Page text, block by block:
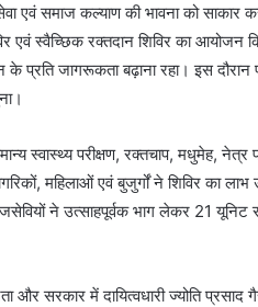
एवं समाज कल्याण की भावना को साकार
एवं स्वैच्छिक रक्तदान शिविर का आयोजन
प्रति जागरूकता बढ़ाना रहा। इस दौरान
स्वास्थ्य परीक्षण, रक्तचाप, मधुमेह, नेत्र
महिलाओं एवं बुजुर्गों ने शिविर का लाभ
ने उत्साहपूर्वक भाग लेकर 21
और सरकार में दायित्वधारी ज्योति